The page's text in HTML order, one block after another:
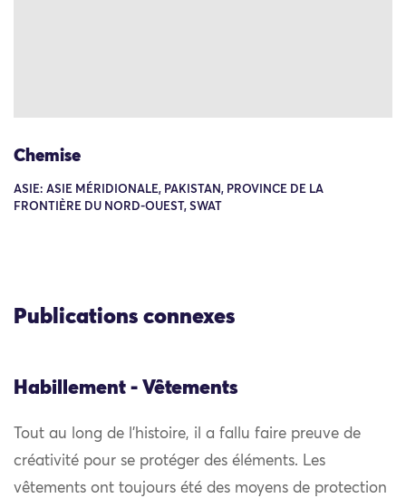
Chemise
ASIE: ASIE MÉRIDIONALE, PAKISTAN, PROVINCE DE LA
FRONTIÈRE DU NORD-OUEST, SWAT
Publications connexes
Habillement - Vêtements
Tout au long de l’histoire, il a fallu faire preuve de
créativité pour se protéger des éléments. Les
vêtements ont toujours été des moyens de protection